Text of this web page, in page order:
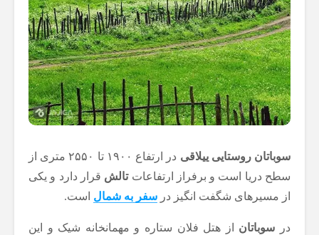
سوباتان روستایی ییلاقی
در ارتفاع ۱۹۰۰ تا ۲۵۵۰ متری از
سطح دریا است و برفراز ارتفاعاتتالش قرار دارد و یکی
از مسیرهای شگفت انگیز در سفر به شمال است.
در سوباتان از هتل فلان ستاره و مهمانخانه شیک و این